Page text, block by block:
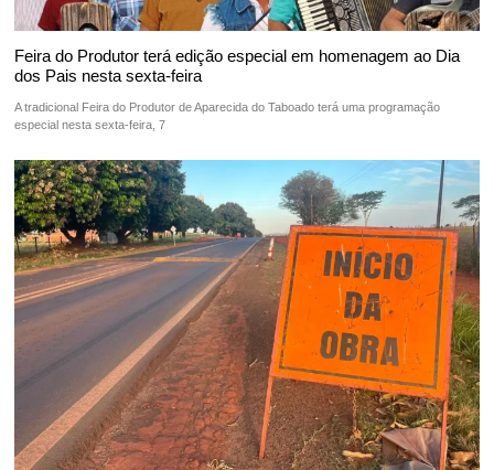
Feira do Produtor terá edição especial em homenagem ao Dia
dos Pais nesta sexta-feira
A tradicional Feira do Produtor de Aparecida do Taboado terá uma programação
especial nesta sexta-feira, 7